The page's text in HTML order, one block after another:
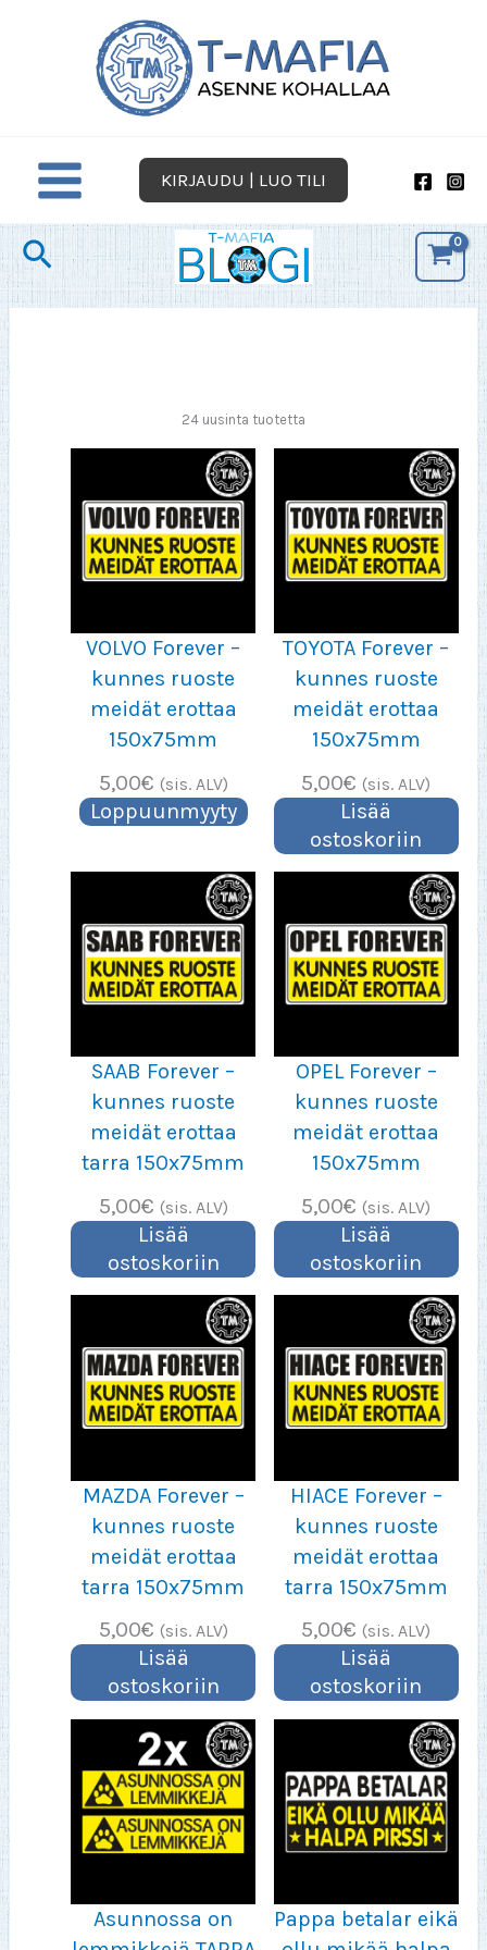
KIRJAUDU | LUO TILI
Hae
24 uusinta tuotetta
VOLVO Forever –
kunnes ruoste
meidät erottaa
150x75mm
5,00€ (sis. ALV)
Loppuunmyyty
TOYOTA Forever –
kunnes ruoste
meidät erottaa
150x75mm
5,00€ (sis. ALV)
Lisää
ostoskoriin
SAAB Forever –
kunnes ruoste
meidät erottaa
tarra 150x75mm
5,00€ (sis. ALV)
Lisää
ostoskoriin
OPEL Forever –
kunnes ruoste
meidät erottaa
150x75mm
5,00€ (sis. ALV)
Lisää
ostoskoriin
MAZDA Forever –
kunnes ruoste
meidät erottaa
tarra 150x75mm
5,00€ (sis. ALV)
Lisää
ostoskoriin
HIACE Forever –
kunnes ruoste
meidät erottaa
tarra 150x75mm
5,00€ (sis. ALV)
Lisää
ostoskoriin
Asunnossa on
Pappa betalar eikä